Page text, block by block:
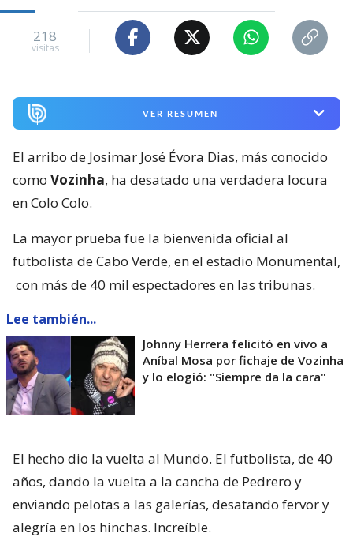
218
visitas
VER RESUMEN
El arribo de Josimar José Évora Dias, más conocido
como Vozinha, ha desatado una verdadera locura
en Colo Colo.
La mayor prueba fue la bienvenida oficial al
futbolista de Cabo Verde, en el estadio Monumental,
con más de 40 mil espectadores en las tribunas.
Lee también...
Johnny Herrera felicitó en vivo a
Aníbal Mosa por fichaje de Vozinha
y lo elogió: "Siempre da la cara"
El hecho dio la vuelta al Mundo. El futbolista, de 40
años, dando la vuelta a la cancha de Pedrero y
enviando pelotas a las galerías, desatando fervor y
alegría en los hinchas. Increíble.